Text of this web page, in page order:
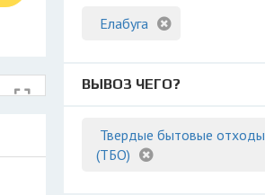
Елабуга
ВЫВОЗ ЧЕГО?
Твердые бытовые отходы
(ТБО)